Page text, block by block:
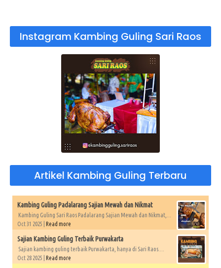
Instagram Kambing Guling Sari Raos
Artikel Kambing Guling Terbaru
Kambing Guling Padalarang Sajian Mewah dan Nikmat
Kambing Guling Sari Raos Padalarang Sajian Mewah dan Nikmat,...
Oct 31 2025 | Read more
Sajian Kambing Guling Terbaik Purwakarta
Sajian kambing guling terbaik Purwakarta, hanya di Sari Raos....
Oct 28 2025 | Read more